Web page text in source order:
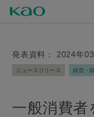
発表資料： 2024年
ニュースリリース 経営・
一般消費者